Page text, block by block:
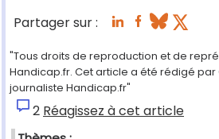
Partager sur :
"Tous droits de reproduction et de
Handicap.fr. Cet article a été rédigé
journaliste Handicap.fr"
2 Réagissez à cet article